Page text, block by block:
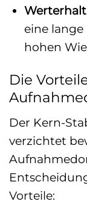
eine
hohen
Die
Der Kern-
verzichtet
Vorteile: